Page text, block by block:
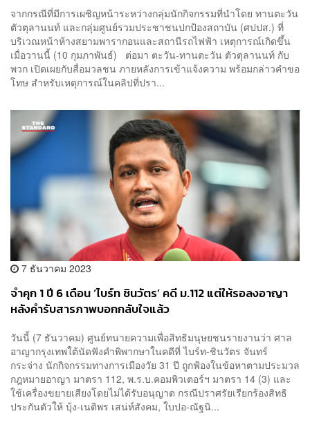
จากกรณีที่มีการเผชิญหน้าระหว่างกลุ่มนักกิจกรรมที่นำโดย ทานตะวัน
ตัวตุลานนท์ และกลุ่มศูนย์รวมประชาชนปกป้องสถาบัน (ศปปส.) ที่
บริเวณหน้าห้างสยามพารากอนและสถานีรถไฟฟ้า เหตุการณ์เกิดขึ้น
เมื่อวานนี้ (10 กุมภาพันธ์) ต่อมา ตะวัน-ทานตะวัน ตัวตุลานนท์ กับ
พวก เปิดเผยกับสื่อมวลชน ภายหลังการเข้าแจ้งความ พร้อมกล่าวคำขอ
โทษ สำหรับเหตุการณ์ในคลิปที่ปรา...
7 ธันวาคม 2023
จำคุก 1 ปี 6 เดือน ‘ไบร์ท ชินวัตร’ คดี ม.112 แต่ให้รอลงอาญา
หลังคำรับสารภาพบอกกลับใจแล้ว
วันนี้ (7 ธันวาคม) ศูนย์ทนายความเพื่อสิทธิมนุษยชนรายงานว่า ศาล
อาญากรุงเทพใต้นัดฟังคำพิพากษาในคดีที่ ไบร์ท-ชินวัตร จันทร์
กระจ่าง นักกิจกรรมทางการเมืองวัย 31 ปี ถูกฟ้องในข้อหาตามประมวล
กฎหมายอาญา มาตรา 112, พ.ร.บ.คอมพิวเตอร์ฯ มาตรา 14 (3) และ
ใช้เครื่องขยายเสียงโดยไม่ได้รับอนุญาต กรณีปราศรัยเรียกร้องสิทธิ
ประกันตัวให้ บุ้ง-เนติพร เสน่ห์สังคม, ใบปอ-ณัฐนิ...